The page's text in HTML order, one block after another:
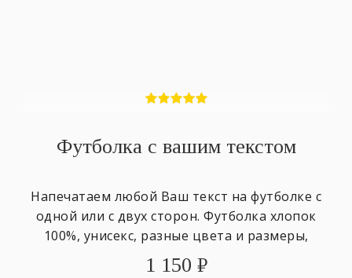
Футболка с вашим текстом
Напечатаем любой Ваш текст на футболке с
одной или с двух сторон. Футболка хлопок
100%, унисекс, разные цвета и размеры,
1 150 ₽